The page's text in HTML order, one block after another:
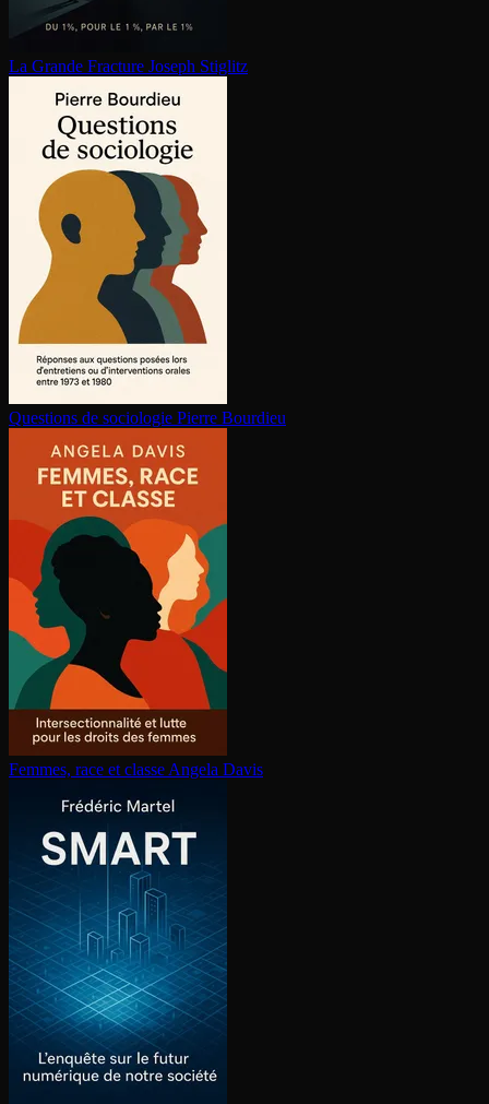
La Grande Fracture Joseph Stiglitz
Questions de sociologie Pierre Bourdieu
Femmes, race et classe Angela Davis